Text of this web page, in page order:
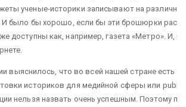
ученые-историки записывают на
И было бы хорошо, если бы эти брошюрки
доступны как, например, газета «Метро». И,
выяснилось, что во всей нашей стране есть
историков для медийной сферы или
нельзя назвать очень успешным. Поэтому